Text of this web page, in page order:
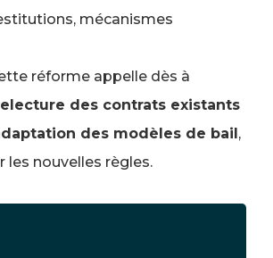
mécanismes
réforme appelle dès à
des contrats existants
des modèles de bail,
les nouvelles règles.